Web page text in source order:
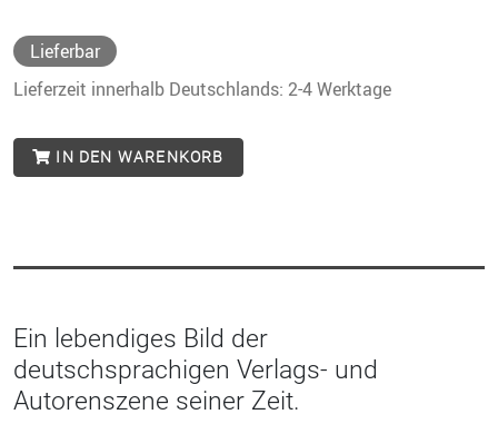
Lieferbar
Lieferzeit innerhalb Deutschlands: 2-4 Werktage
IN DEN WARENKORB
Ein lebendiges Bild der
deutschsprachigen Verlags- und
Autorenszene seiner Zeit.